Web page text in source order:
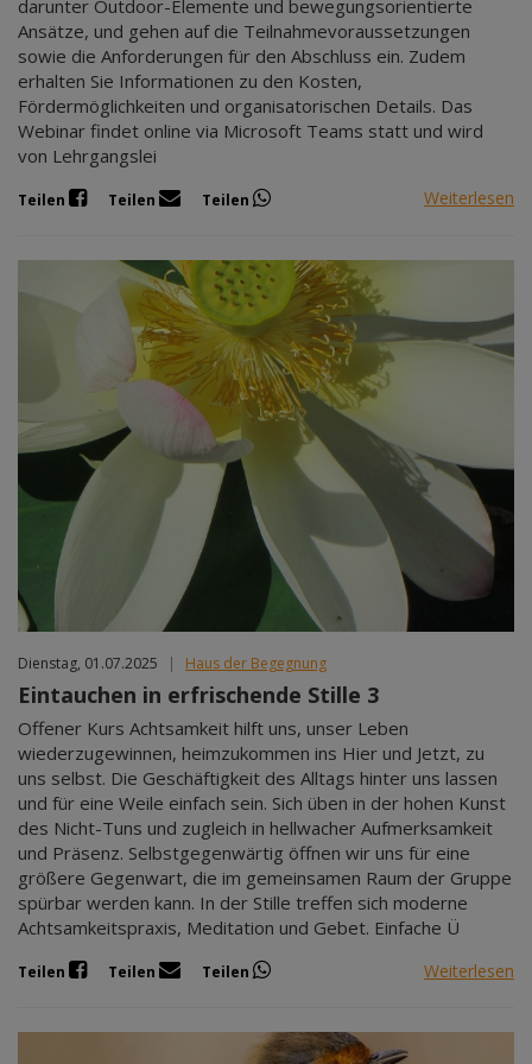
darunter Outdoor-Elemente und bewegungsorientierte
Ansätze, und gehen auf die Teilnahmevoraussetzungen
sowie die Anforderungen für den Abschluss ein. Zudem
erhalten Sie Informationen zu den Kosten,
Fördermöglichkeiten und organisatorischen Details. Das
Webinar findet online via Microsoft Teams statt und wird
von Lehrgangslei
Teilen Teilen Teilen Weiterlesen
Dienstag, 01.07.2025 | Haus der Begegnung
Eintauchen in erfrischende Stille 3
Offener Kurs Achtsamkeit hilft uns, unser Leben
wiederzugewinnen, heimzukommen ins Hier und Jetzt, zu
uns selbst. Die Geschäftigkeit des Alltags hinter uns lassen
und für eine Weile einfach sein. Sich üben in der hohen Kunst
des Nicht-Tuns und zugleich in hellwacher Aufmerksamkeit
und Präsenz. Selbstgegenwärtig öffnen wir uns für eine
größere Gegenwart, die im gemeinsamen Raum der Gruppe
spürbar werden kann. In der Stille treffen sich moderne
Achtsamkeitspraxis, Meditation und Gebet. Einfache Ü
Teilen Teilen Teilen Weiterlesen